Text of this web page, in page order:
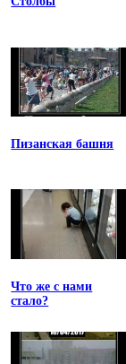
Пизанская башня
Что же с нами
стало?